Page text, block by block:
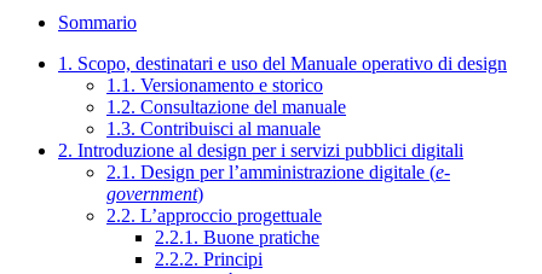
Sommario
1. Scopo, destinatari e uso del Manuale operativo di design
1.1. Versionamento e storico
1.2. Consultazione del manuale
1.3. Contribuisci al manuale
2. Introduzione al design per i servizi pubblici digitali
2.1. Design per l’amministrazione digitale (e-
government)
2.2. L’approccio progettuale
2.2.1. Buone pratiche
2.2.2. Principi